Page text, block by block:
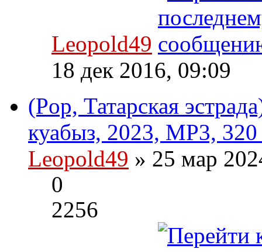
Leopold49
18 дек 2016, 09:09
(Pop, Татарская
куабыз, 2023, MP3,
Leopold49 » 25 мар
0
2256